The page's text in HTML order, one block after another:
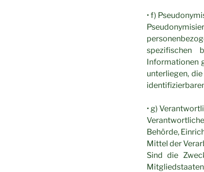
• f)
spezifischen
Informationen
unterliegen,
• g)
Behörde,
Mittel der
Sind die